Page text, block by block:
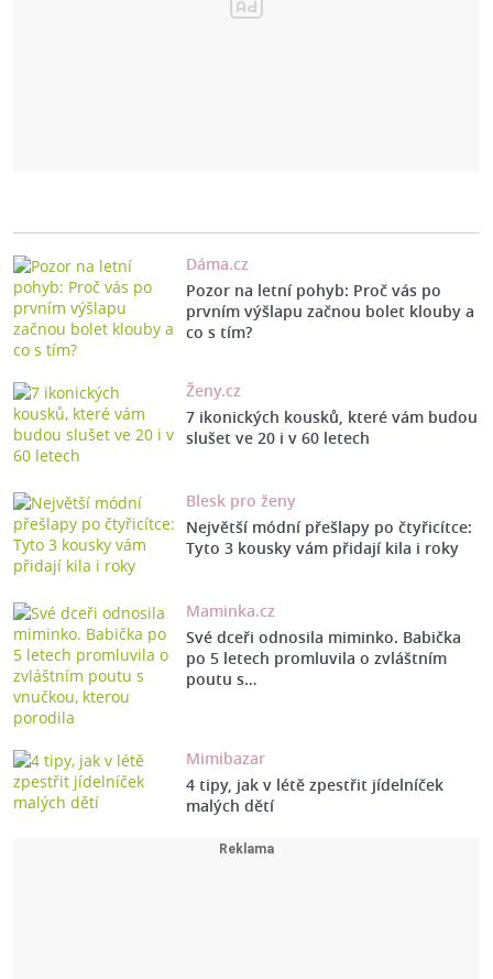
Dáma.cz
Pozor na letní pohyb: Proč vás po
prvním výšlapu začnou bolet klouby a
co s tím?
Ženy.cz
7 ikonických kousků, které vám budou
slušet ve 20 i v 60 letech
Blesk pro ženy
Největší módní přešlapy po čtyřicítce:
Tyto 3 kousky vám přidají kila i roky
Maminka.cz
Své dceři odnosila miminko. Babička
po 5 letech promluvila o zvláštním
poutu s…
Mimibazar
4 tipy, jak v létě zpestřit jídelníček
malých dětí